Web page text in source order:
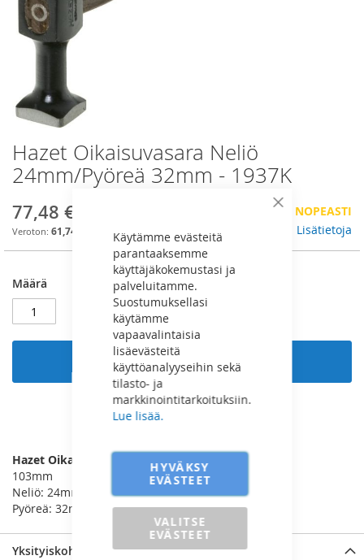
Sulje
Käytämme evästeitä
parantaaksemme
käyttäjäkokemustasi ja
palveluitamme.
Suostumuksellasi
käytämme
vapaavalintaisia
lisäevästeitä
käyttöanalyyseihin sekä
tilasto- ja
markkinointitarkoituksiin.
Lue lisää.
HYVÄKSY
EVÄSTEET
VALITSE
EVÄSTEET
Skip
to
the
of
the
Hazet Oikaisuvasara Neliö
24mm/Pyöreä 32mm - 1937K
77,48 €
61,74 €
VÄHÄN VARASTOSSA, TILAA NOPEASTI
Lisätietoja
Määrä
Lisää ostoskoriin
Hazet Oikaisuvasara
103mm
Neliö: 24mm
Pyöreä: 32mm
Yksityiskohdat